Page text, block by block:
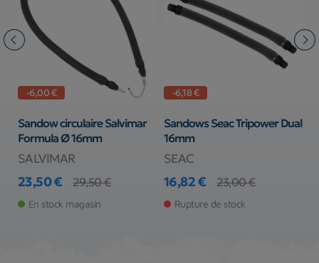
-6,00 €
Sandow circulaire Salvimar
Formula Ø 16mm
SALVIMAR
Prix
23,50 €
Prix de base
29,50 €
En stock magasin
-6,18 €
Sandows Seac Tripower Dual
16mm
SEAC
Prix
16,82 €
Prix de base
23,00 €
Rupture de stock